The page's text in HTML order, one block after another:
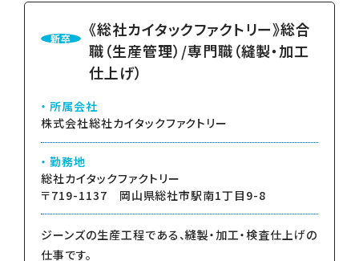
新卒
《総社カイタックファクトリー》総合
職（生産管理）/専門職（縫製・加工
仕上げ）
所属会社
株式会社総社カイタックファクトリー
勤務地
総社カイタックファクトリー
〒719-1137 岡山県総社市駅南1丁目9-8
ジーンズの生産工程である、縫製・加工・検査仕上げの
仕事です。